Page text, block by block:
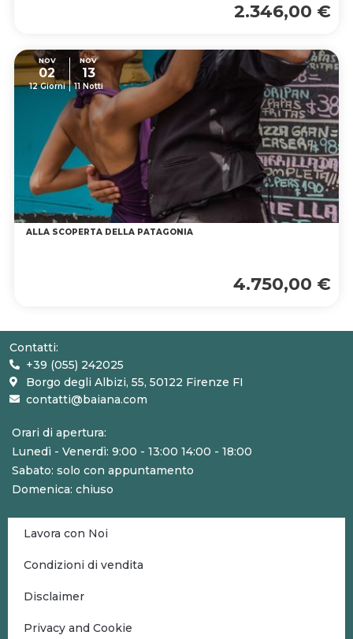
2.346,00 €
NOV
02
12 Giorni
NOV
13
11 Notti
ALLA SCOPERTA DELLA PATAGONIA
4.750,00 €
Contatti:
+39 (055) 242025
Borgo degli Albizi, 55, 50122 Firenze FI
contatti@baiana.com
Orari di apertura:
Lunedì - Venerdì: 9:00 - 13:00 14:00 - 18:00
Sabato: solo con appuntamento
Domenica: chiuso
Lavora con Noi
Condizioni di vendita
Disclaimer
Privacy and Cookie